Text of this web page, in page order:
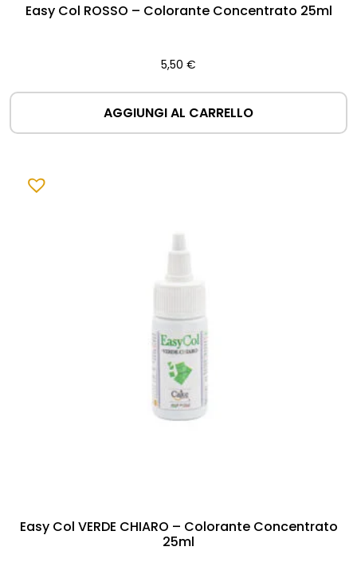
Easy Col ROSSO – Colorante Concentrato 25ml
5,50 €
AGGIUNGI AL CARRELLO
Easy Col VERDE CHIARO – Colorante Concentrato
25ml